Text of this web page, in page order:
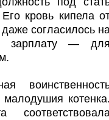
кровь кипела
согласилось
зарплату —
малодушия